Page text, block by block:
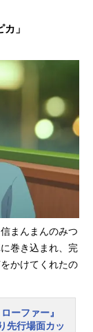
て、だんだ
いに通じ合
。わかりあ
は、かけが
不協和音ス
にかハッピ
メディ！作
ー放送形態T
年4月4日
（火）TOKY
ャスト岩倉美
介：江越彬
重結月：内
みナオ：斎
山田健斗：
平高嶺十貴
作：高松美
合小都美副
クターデザ
」
まんまんのみつ
巻き込まれ、完
かけてくれたの
ーファー』
先行場面カッ